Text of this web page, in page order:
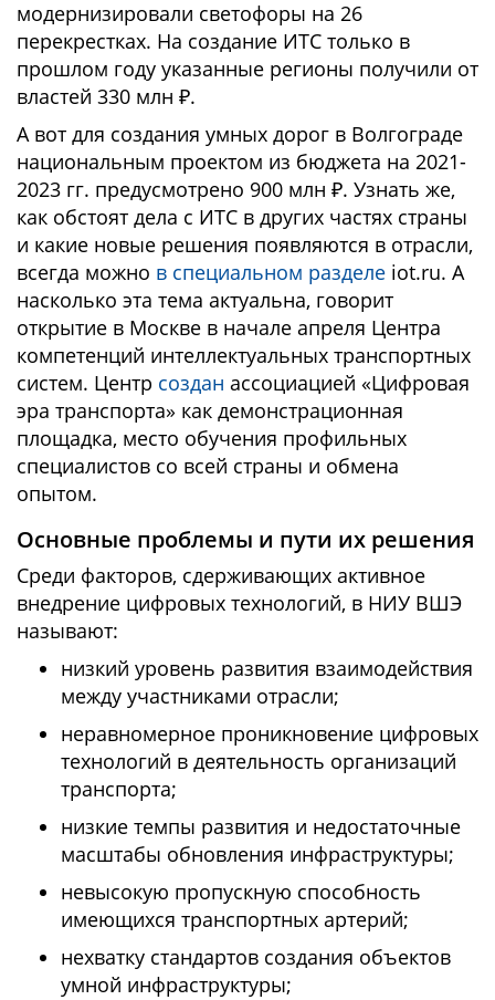
модернизировали светофоры на 26
перекрестках. На создание ИТС только в
прошлом году указанные регионы получили от
властей 330 млн ₽.
А вот для создания умных дорог в Волгограде
национальным проектом из бюджета на 2021-
2023 гг. предусмотрено 900 млн ₽. Узнать же,
как обстоят дела с ИТС в других частях страны
и какие новые решения появляются в отрасли,
всегда можно в специальном разделе iot.ru. А
насколько эта тема актуальна, говорит
открытие в Москве в начале апреля Центра
компетенций интеллектуальных транспортных
систем. Центр создан ассоциацией «Цифровая
эра транспорта» как демонстрационная
площадка, место обучения профильных
специалистов со всей страны и обмена
опытом.
Основные проблемы и пути их решения
Среди факторов, сдерживающих активное
внедрение цифровых технологий, в НИУ ВШЭ
называют:
низкий уровень развития взаимодействия
между участниками отрасли;
неравномерное проникновение цифровых
технологий в деятельность организаций
транспорта;
низкие темпы развития и недостаточные
масштабы обновления инфраструктуры;
невысокую пропускную способность
имеющихся транспортных артерий;
нехватку стандартов создания объектов
умной инфраструктуры;